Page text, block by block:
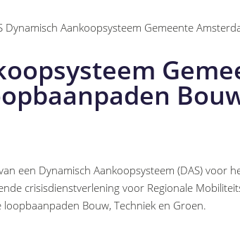
een Dynamisch Aankoopsysteem (DAS) voor
crisisdienstverlening voor Regionale
Bouw, Techniek en Groen.